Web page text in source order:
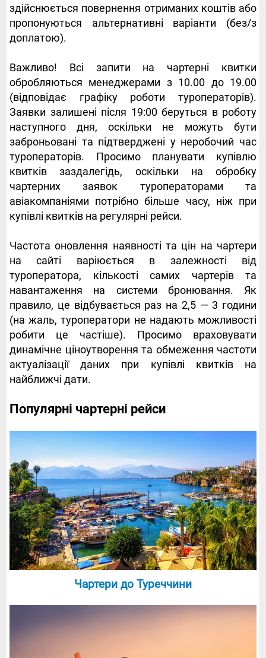
здійснюється повернення отриманих коштів або
пропонуються альтернативні варіанти (без/з
доплатою).
Важливо! Всі запити на чартерні квитки
обробляються менеджерами з 10.00 до 19.00
(відповідає графіку роботи туроператорів).
Заявки залишені після 19:00 беруться в роботу
наступного дня, оскільки не можуть бути
заброньовані та підтверджені у неробочий час
туроператорів. Просимо планувати купівлю
квитків заздалегідь, оскільки на обробку
чартерних заявок туроператорами та
авіакомпаніями потрібно більше часу, ніж при
купівлі квитків на регулярні рейси.
Частота оновлення наявності та цін на чартери
на сайті варіюється в залежності від
туроператора, кількості самих чартерів та
навантаження на системи бронювання. Як
правило, це відбувається раз на 2,5 — 3 години
(на жаль, туроператори не надають можливості
робити це частіше). Просимо враховувати
динамічне ціноутворення та обмеження частоти
актуалізації даних при купівлі квитків на
найближчі дати.
Популярні чартерні рейси
Чартери до Туреччини